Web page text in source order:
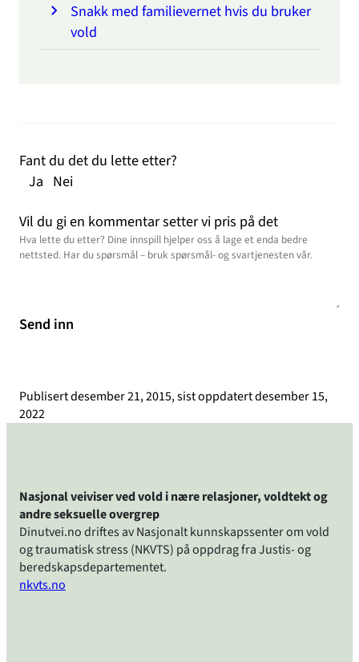
Snakk med familievernet hvis du bruker
vold
Fant du det du lette etter?
Ja Nei
Vil du gi en kommentar setter vi pris på det
Send inn
Publisertdesember 21, 2015, sist oppdatertdesember 15,
2022
Nasjonal veiviser ved vold i nære relasjoner, voldtekt og
andre seksuelle overgrep
Dinutvei.no driftes av Nasjonalt kunnskapssenter om vold
og traumatisk stress (NKVTS) på oppdrag fra Justis- og
beredskapsdepartementet.
nkvts.no